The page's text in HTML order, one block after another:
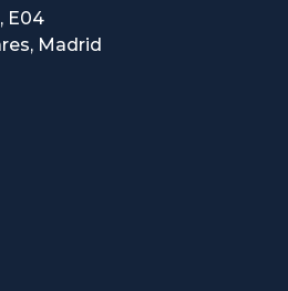
E04
Madrid